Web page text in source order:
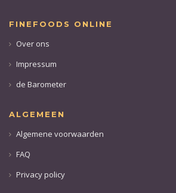
FINEFOODS ONLINE
Over ons
Impressum
de Barometer
ALGEMEEN
Algemene voorwaarden
FAQ
Privacy policy